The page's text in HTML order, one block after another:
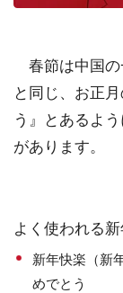
春節は中国の
と同じ、お正
う』とあるよ
があります。
よく使われる
新年快楽（新
めでとう